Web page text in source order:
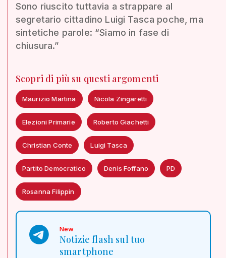
Sono riuscito tuttavia a strappare al
segretario cittadino Luigi Tasca poche, ma
sintetiche parole: “Siamo in fase di
chiusura.”
Scopri di più su questi argomenti
Maurizio Martina Nicola Zingaretti
Elezioni Primarie Roberto Giachetti
Christian Conte Luigi Tasca
Partito Democratico Denis Foffano PD
Rosanna Filippin
New
Notizie flash sul tuo
smartphone